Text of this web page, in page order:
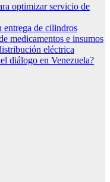
optimizar servicio de
de cilindros
medicamentos e insumos
eléctrica
diálogo en Venezuela?